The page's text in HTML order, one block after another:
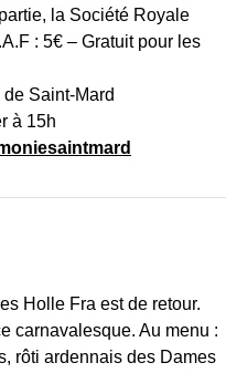
la Société Royale
: 5€ – Gratuit pour les
Saint-Mard
à 15h
Holle Fra est de retour.
carnavalesque. Au menu :
rôti ardennais des Dames